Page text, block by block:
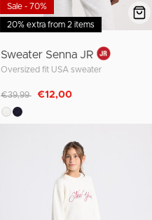
20% extra from 2 items
Sale - 70%
Sweater Senna JR
Oversized fit USA sweater
Afgeprijsd van
€39,99 naar
€12,00